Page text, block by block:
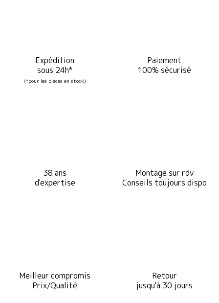
Expédition
sous 24h*
(*pour les pièces en stock)
Paiement
100% sécurisé
38 ans
d'expertise
Montage sur rdv
Conseils toujours dispo
Meilleur compromis
Prix/Qualité
Retour
jusqu'à 30 jours